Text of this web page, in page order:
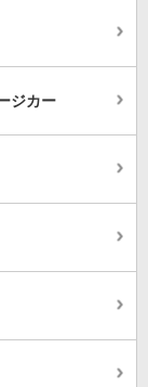
ジカー